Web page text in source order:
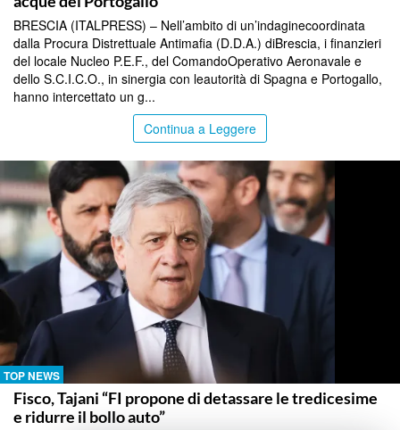
BRESCIA (ITALPRESS) – Nell’ambito di un’indaginecoordinata
dalla Procura Distrettuale Antimafia (D.D.A.) diBrescia, i finanzieri
del locale Nucleo P.E.F., del ComandoOperativo Aeronavale e
dello S.C.I.C.O., in sinergia con leautorità di Spagna e Portogallo,
hanno intercettato un g...
Continua a Leggere
TOP NEWS
Fisco, Tajani “FI propone di detassare le tredicesime
e ridurre il bollo auto”